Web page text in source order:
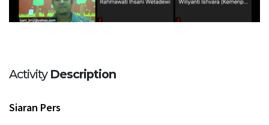
Activity Description
Siaran Pers